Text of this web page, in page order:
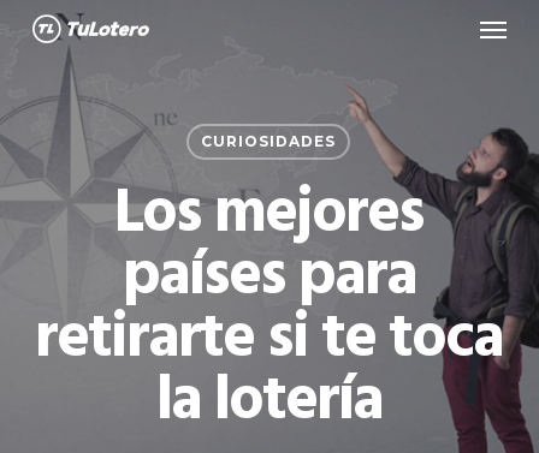
Skip
content
Menu
CURIOSIDADES
Los mejores
países para
retirarte si te toca
la lotería